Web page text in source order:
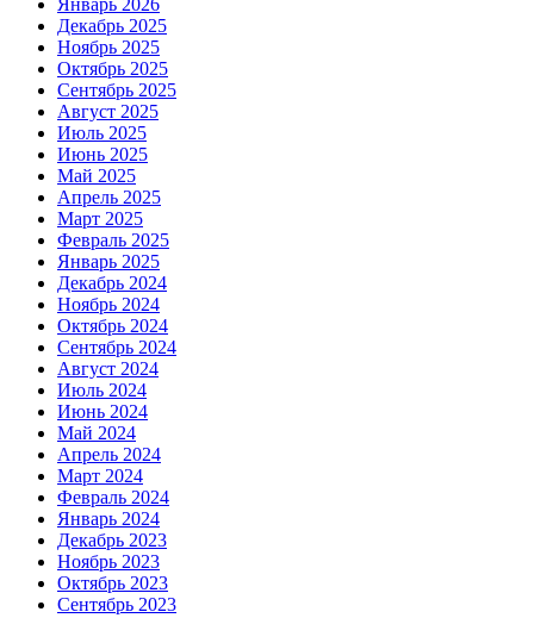
Январь 2026
Декабрь 2025
Ноябрь 2025
Октябрь 2025
Сентябрь 2025
Август 2025
Июль 2025
Июнь 2025
Май 2025
Апрель 2025
Март 2025
Февраль 2025
Январь 2025
Декабрь 2024
Ноябрь 2024
Октябрь 2024
Сентябрь 2024
Август 2024
Июль 2024
Июнь 2024
Май 2024
Апрель 2024
Март 2024
Февраль 2024
Январь 2024
Декабрь 2023
Ноябрь 2023
Октябрь 2023
Сентябрь 2023